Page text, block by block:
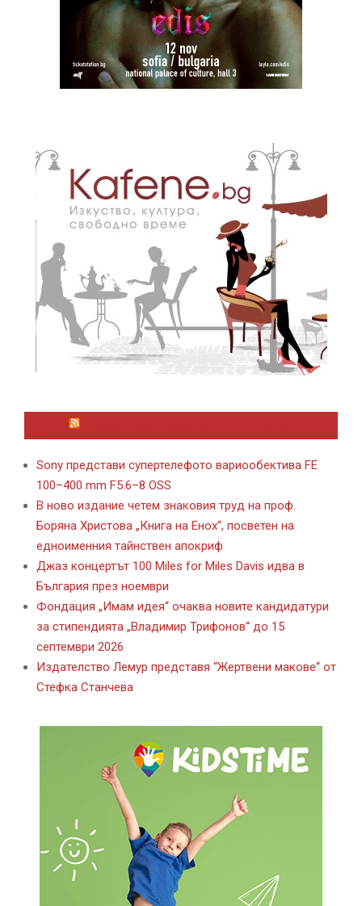
Sony представи супертелефото вариообектива FE
100–400 mm F5.6–8 OSS
В ново издание четем знаковия труд на проф.
Боряна Христова „Книга на Енох“, посветен на
едноименния тайнствен апокриф
Джаз концертът 100 Miles for Miles Davis идва в
България през ноември
Фондация „Имам идея“ очаква новите кандидатури
за стипендията „Владимир Трифонов“ до 15
септември 2026
Издателство Лемур представя “Жертвени макове“ от
Стефка Станчева